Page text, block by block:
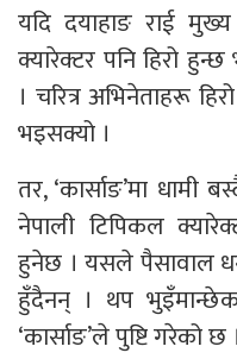
यदि दयाहाङ राई
क्यारेक्टर पनि हिरो
। चरित्र अभिनेताहरू
भइसक्यो ।
तर, ‘कार्साङ’मा धामी
नेपाली टिपिकल
हुनेछ । यसले पैसावाल
हुँदैनन् । थप
‘कार्साङ’ले पुष्टि गरेको छ ।